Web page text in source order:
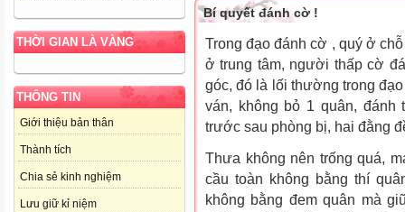
THỜI GIAN LÀ VÀNG
THÔNG TIN
Giới thiệu bản thân
Thành tích
Chia sẻ kinh nghiệm
Lưu giữ kỉ niệm
Bí quyết đánh cờ !
Trong đạo đánh cờ , quý ở
ở trung tâm, người thấp cờ
góc, đó là lối thường trong
ván, không bỏ 1 quân, đánh
trước sau phòng bị, hai đằng
Thưa không nên trống quá,
cầu toàn không bằng thí
không bằng đem quân mà